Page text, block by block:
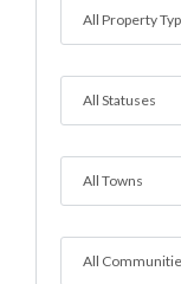
All Property
All Statuses
All Towns
All